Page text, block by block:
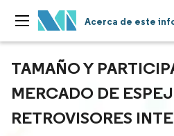
Acerca de este
TAMAÑO Y
MERCADO DE
RETROVISORES